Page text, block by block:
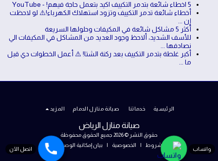
5 اخطاء شائعة بتدمر التكييف اكيد بتعمل حاجة فيهم! - YouTube
أخطاء شائعة تدمر التكييف وتزود استهلاك الكهرباء!⚠️ لو لاحظت
إن ...
أكثر 5 مشاكل شائعة في المكيفات وحلولها السريعة
للأسف الشديد، ألاحظ وجود العديد من المشاكل في المكيفات الي
نصادفها ...
أكبر غلطة بتدمر التكييف بعد ركنة الشتا! ⚠️ أعمل الخطوات دي قبل
ما ...
صيانة منازل الرياض
حقوق النشر © 2026 جميع الحقوق محفوظة
الشروط
| الخصوصية | بيان إمكانية الوصول
الرئيسية خدماتنا صيانة منازل الدمام المزيد
واتساب اتصل الآن